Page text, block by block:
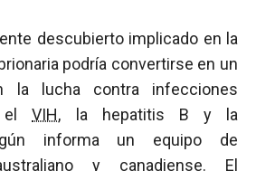
descubierto implicado en la
podría convertirse en un
la lucha contra infecciones
elVIH, la hepatitis B y la
informa un equipo de
y canadiense. El